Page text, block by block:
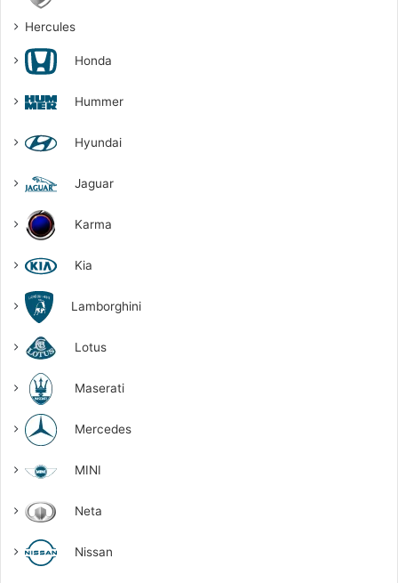
Hercules
Honda
Hummer
Hyundai
Jaguar
Karma
Kia
Lamborghini
Lotus
Maserati
Mercedes
MINI
Neta
Nissan